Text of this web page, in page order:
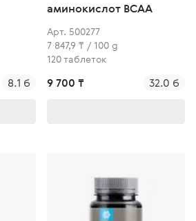
8.1 б
аминокислот BCAA
Арт. 500277
7 847,9 ₸ / 100 g
120 таблеток
9 700 ₸ 32.0 б